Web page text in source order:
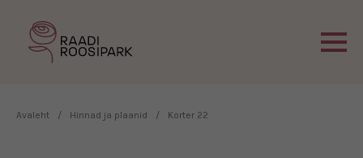
Avaleht / Hinnad ja plaanid / Korter 22